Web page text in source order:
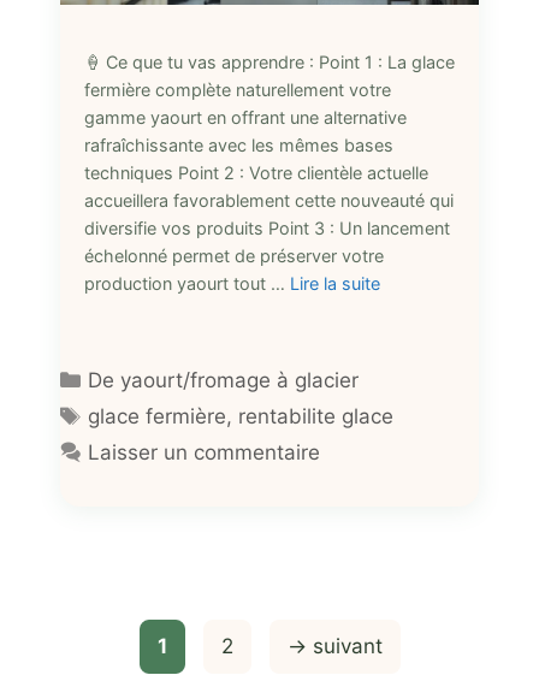
🍦 Ce que tu vas apprendre : Point 1 : La glace
fermière complète naturellement votre
gamme yaourt en offrant une alternative
rafraîchissante avec les mêmes bases
techniques Point 2 : Votre clientèle actuelle
accueillera favorablement cette nouveauté qui
diversifie vos produits Point 3 : Un lancement
échelonné permet de préserver votre
production yaourt tout … Lire la suite
Catégories
De yaourt/fromage à glacier
Étiquettes
glace fermière, rentabilite glace
Laisser un commentaire
Page
1 Page
2 → suivant